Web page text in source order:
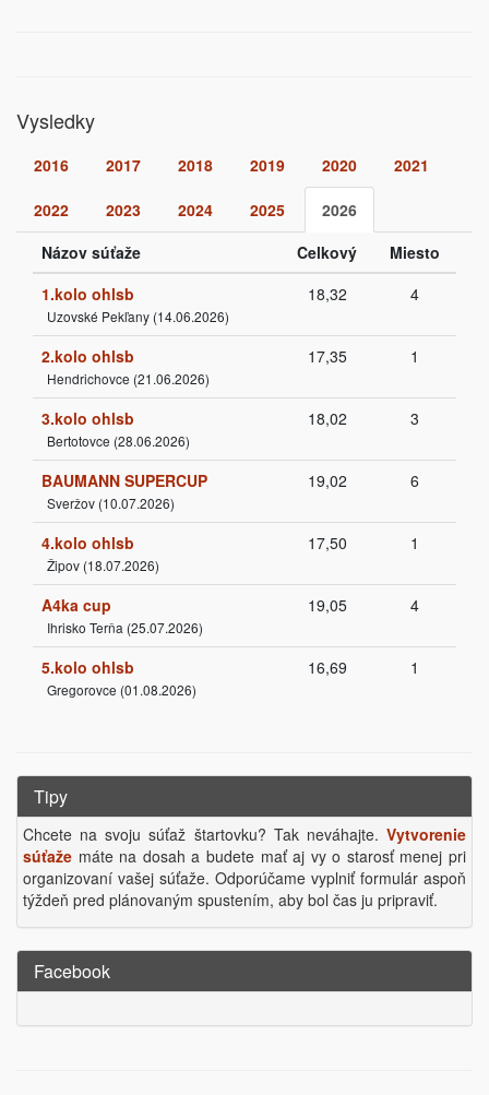
Vysledky
2016 2017 2018 2019 2020 2021
2022 2023 2024 2025
2026
Názov súťaže
Celkový
Miesto
1.kolo ohlsb
Uzovské Pekľany (14.06.2026)
18,32 4
2.kolo ohlsb
Hendrichovce (21.06.2026)
17,35 1
3.kolo ohlsb
Bertotovce (28.06.2026)
18,02 3
BAUMANN SUPERCUP
Sveržov (10.07.2026)
19,02 6
4.kolo ohlsb
Žipov (18.07.2026)
17,50 1
A4ka cup
Ihrisko Terňa (25.07.2026)
19,05 4
5.kolo ohlsb
Gregorovce (01.08.2026)
16,69 1
Tipy
Chcete na svoju súťaž štartovku? Tak neváhajte. Vytvorenie
súťaže máte na dosah a budete mať aj vy o starosť menej pri
organizovaní vašej súťaže. Odporúčame vyplniť formulár aspoň
týždeň pred plánovaným spustením, aby bol čas ju pripraviť.
Facebook